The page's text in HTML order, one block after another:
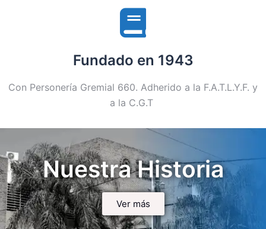
Fundado en 1943
Con Personería Gremial 660. Adherido a la F.A.T.L.Y.F. y
a la C.G.T
Nuestra Historia
Ver más